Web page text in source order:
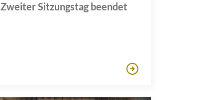
Zweiter Sitzungstag beendet